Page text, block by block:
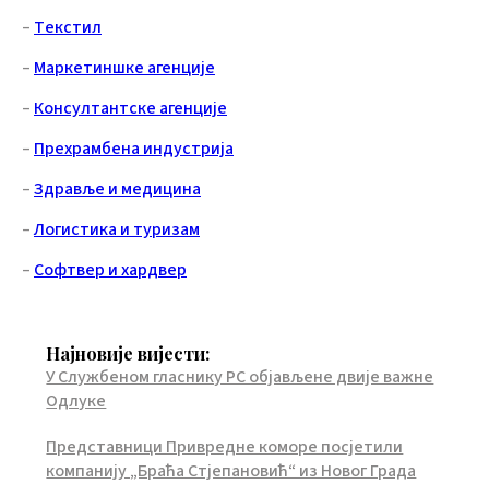
– Tекстил
– Маркетиншке агенције
– Консултантске агенције
– Прехрамбена индустрија
–Здравље и медицина
–Логистика и туризам
– Софтвер и хардвер
Најновије вијести:
У Службеном гласнику РС објављене двије важне
Одлуке
Представници Привредне коморе посјетили
компанију „Браћа Стјепановић“ из Новог Града